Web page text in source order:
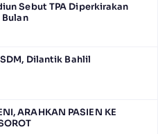
Sebut TPA Diperkirakan
Dilantik Bahlil
ARAHKAN PASIEN KE